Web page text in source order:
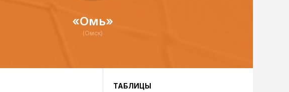
«Омь»
(Омск)
ТАБЛИЦЫ